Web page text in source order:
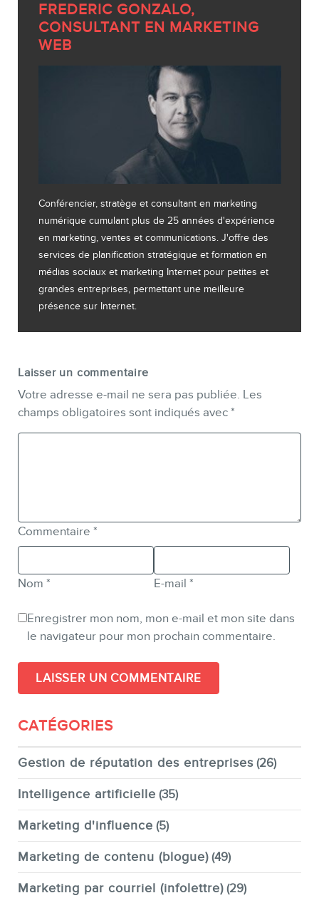
FREDERIC GONZALO,
CONSULTANT EN MARKETING
WEB
Conférencier, stratège et consultant en marketing
numérique cumulant plus de 25 années d'expérience
en marketing, ventes et communications. J'offre des
services de planification stratégique et formation en
médias sociaux et marketing Internet pour petites et
grandes entreprises, permettant une meilleure
présence sur Internet.
Laisser un commentaire
Votre adresse e-mail ne sera pas publiée. Les
champs obligatoires sont indiqués avec *
Commentaire *
Nom * E-mail *
Enregistrer mon nom, mon e-mail et mon site dans
le navigateur pour mon prochain commentaire.
CATÉGORIES
Gestion de réputation des entreprises (26)
Intelligence artificielle (35)
Marketing d'influence (5)
Marketing de contenu (blogue) (49)
Marketing par courriel (infolettre) (29)